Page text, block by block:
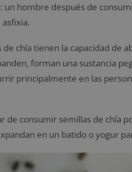
hombre después de
chía tienen la capacidad de
forman una sustancia
principalmente en las
de consumir semillas de chía
en un batido o yogur